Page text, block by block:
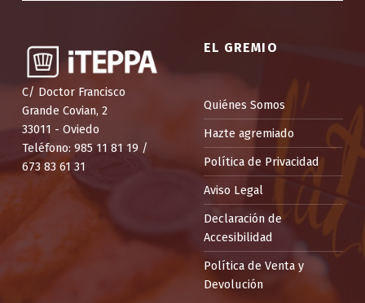
C/ Doctor Francisco
Grande Covian, 2
33011 - Oviedo
Teléfono: 985 11 81 19 /
673 83 61 31
EL GREMIO
Quiénes Somos
Hazte agremiado
Política de Privacidad
Aviso Legal
Declaración de
Accesibilidad
Política de Venta y
Devolución